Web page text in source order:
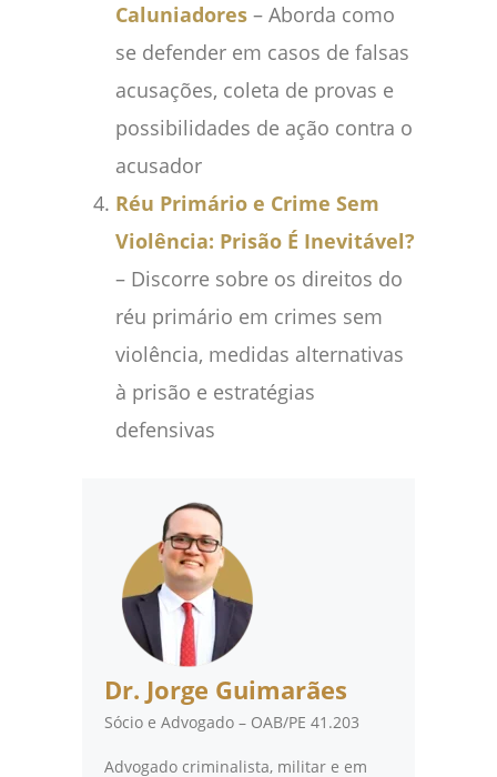
Caluniadores – Aborda como
se defender em casos de falsas
acusações, coleta de provas e
possibilidades de ação contra o
acusador
Réu Primário e Crime Sem
Violência: Prisão É Inevitável?
– Discorre sobre os direitos do
réu primário em crimes sem
violência, medidas alternativas
à prisão e estratégias
defensivas
Dr. Jorge Guimarães
Sócio e Advogado – OAB/PE 41.203
Advogado criminalista, militar e em